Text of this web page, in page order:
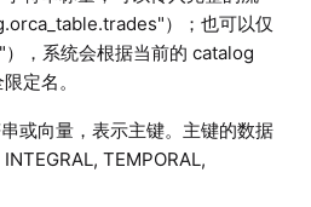
）；也可以仅
，系统会根据当前的 catalog
定名。
或向量，表示主键。主键的数据
TEMPORAL,